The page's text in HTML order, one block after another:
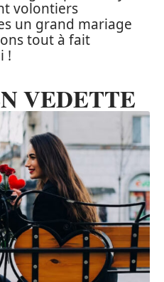
volontiers
un grand mariage
tout à fait
!
VEDETTE